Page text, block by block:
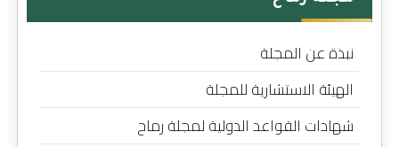
نبذة عن المجلة
الهيئة الاستشارية للمجلة
شهادات القواعد الدولية لمجلة رماح